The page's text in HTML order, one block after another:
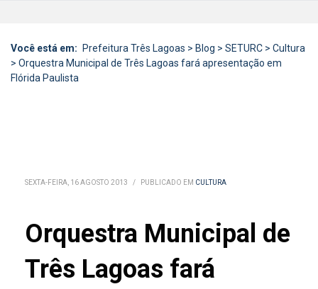
Você está em: Prefeitura Três Lagoas > Blog > SETURC > Cultura
> Orquestra Municipal de Três Lagoas fará apresentação em
Flórida Paulista
SEXTA-FEIRA, 16 AGOSTO 2013 / PUBLICADO EM CULTURA
Orquestra Municipal de
Três Lagoas fará